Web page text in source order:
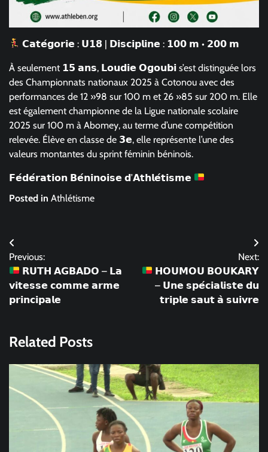
𝗖𝗮𝘁𝗲́𝗴𝗼𝗿𝗶𝗲 : 𝗨𝟭𝟴 | 𝗗𝗶𝘀𝗰𝗶𝗽𝗹𝗶𝗻𝗲 : 𝟭𝟬𝟬 𝗺 • 𝟮𝟬𝟬 𝗺
À seulement 𝟭𝟱 𝗮𝗻𝘀, 𝗟𝗼𝘂𝗱𝗶𝗲 𝗢𝗴𝗼𝘂𝗯𝗶 s’est distinguée lors
des Championnats nationaux 2025 à Cotonou avec des
performances de 12 »98 sur 100 m et 26 »85 sur 200 m. Elle
est également championne de la Ligue nationale scolaire
2025 sur 100 m à Abomey, au terme d’une compétition
relevée. Élève en classe de 𝟯𝗲, elle représente l’une des
valeurs montantes du sprint féminin béninois.
𝗙𝗲́𝗱𝗲́𝗿𝗮𝘁𝗶𝗼𝗻 𝗕𝗲́𝗻𝗶𝗻𝗼𝗶𝘀𝗲 𝗱’𝗔𝘁𝗵𝗹𝗲́𝘁𝗶𝘀𝗺𝗲
Posted in Athlétisme
Navigation
de
l’article
Previous:
𝗥𝗨𝗧𝗛 𝗔𝗚𝗕𝗔𝗗𝗢 – 𝗟𝗮
𝘃𝗶𝘁𝗲𝘀𝘀𝗲 𝗰𝗼𝗺𝗺𝗲 𝗮𝗿𝗺𝗲
𝗽𝗿𝗶𝗻𝗰𝗶𝗽𝗮𝗹𝗲
Next:
𝗛𝗢𝗨𝗠𝗢𝗨 𝗕𝗢𝗨𝗞𝗔𝗥𝗬
– 𝗨𝗻𝗲 𝘀𝗽𝗲́𝗰𝗶𝗮𝗹𝗶𝘀𝘁𝗲 𝗱𝘂
𝘁𝗿𝗶𝗽𝗹𝗲 𝘀𝗮𝘂𝘁 𝗮̀ 𝘀𝘂𝗶𝘃𝗿𝗲
Related Posts